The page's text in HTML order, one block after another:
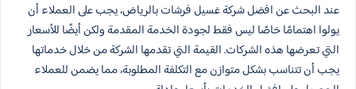
عند البحث عن افضل شركة غسيل فرشات بالرياض، يجب على العملاء أن
يولوا اهتمامًا خاصًا ليس فقط لجودة الخدمة المقدمة ولكن أيضًا للأسعار
التي تعرضها هذه الشركات. القيمة التي تقدمها الشركة من خلال خدماتها
يجب أن تتناسب بشكل متوازن مع التكلفة المطلوبة، مما يضمن للعملاء